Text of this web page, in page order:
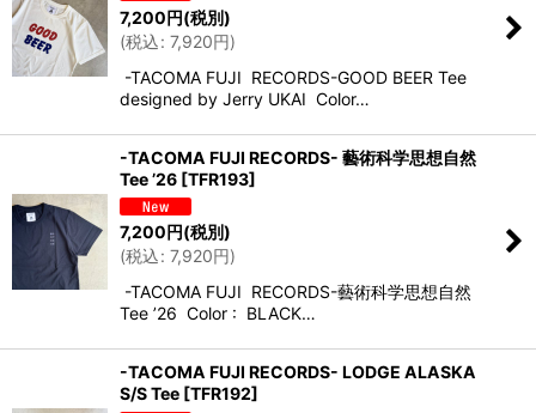
7,200円(税別)
(税込: 7,920円)
-TACOMA FUJI RECORDS-GOOD BEER Tee
designed by Jerry UKAI Color…
-TACOMA FUJI RECORDS- 藝術科学思想自然
Tee ’26 [TFR193]
7,200円(税別)
(税込: 7,920円)
-TACOMA FUJI RECORDS-藝術科学思想自然
Tee ’26 Color : BLACK…
-TACOMA FUJI RECORDS- LODGE ALASKA
S/S Tee [TFR192]